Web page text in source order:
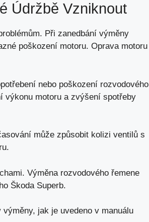
Údržbě Vzniknout
Při zanedbání výměny
poškození motoru. Oprava motoru
nebo poškození rozvodového
výkonu motoru a zvýšení spotřeby
může způsobit kolizi ventilů s
Výměna rozvodového řemene
Škoda Superb.
výměny, jak je uvedeno v manuálu